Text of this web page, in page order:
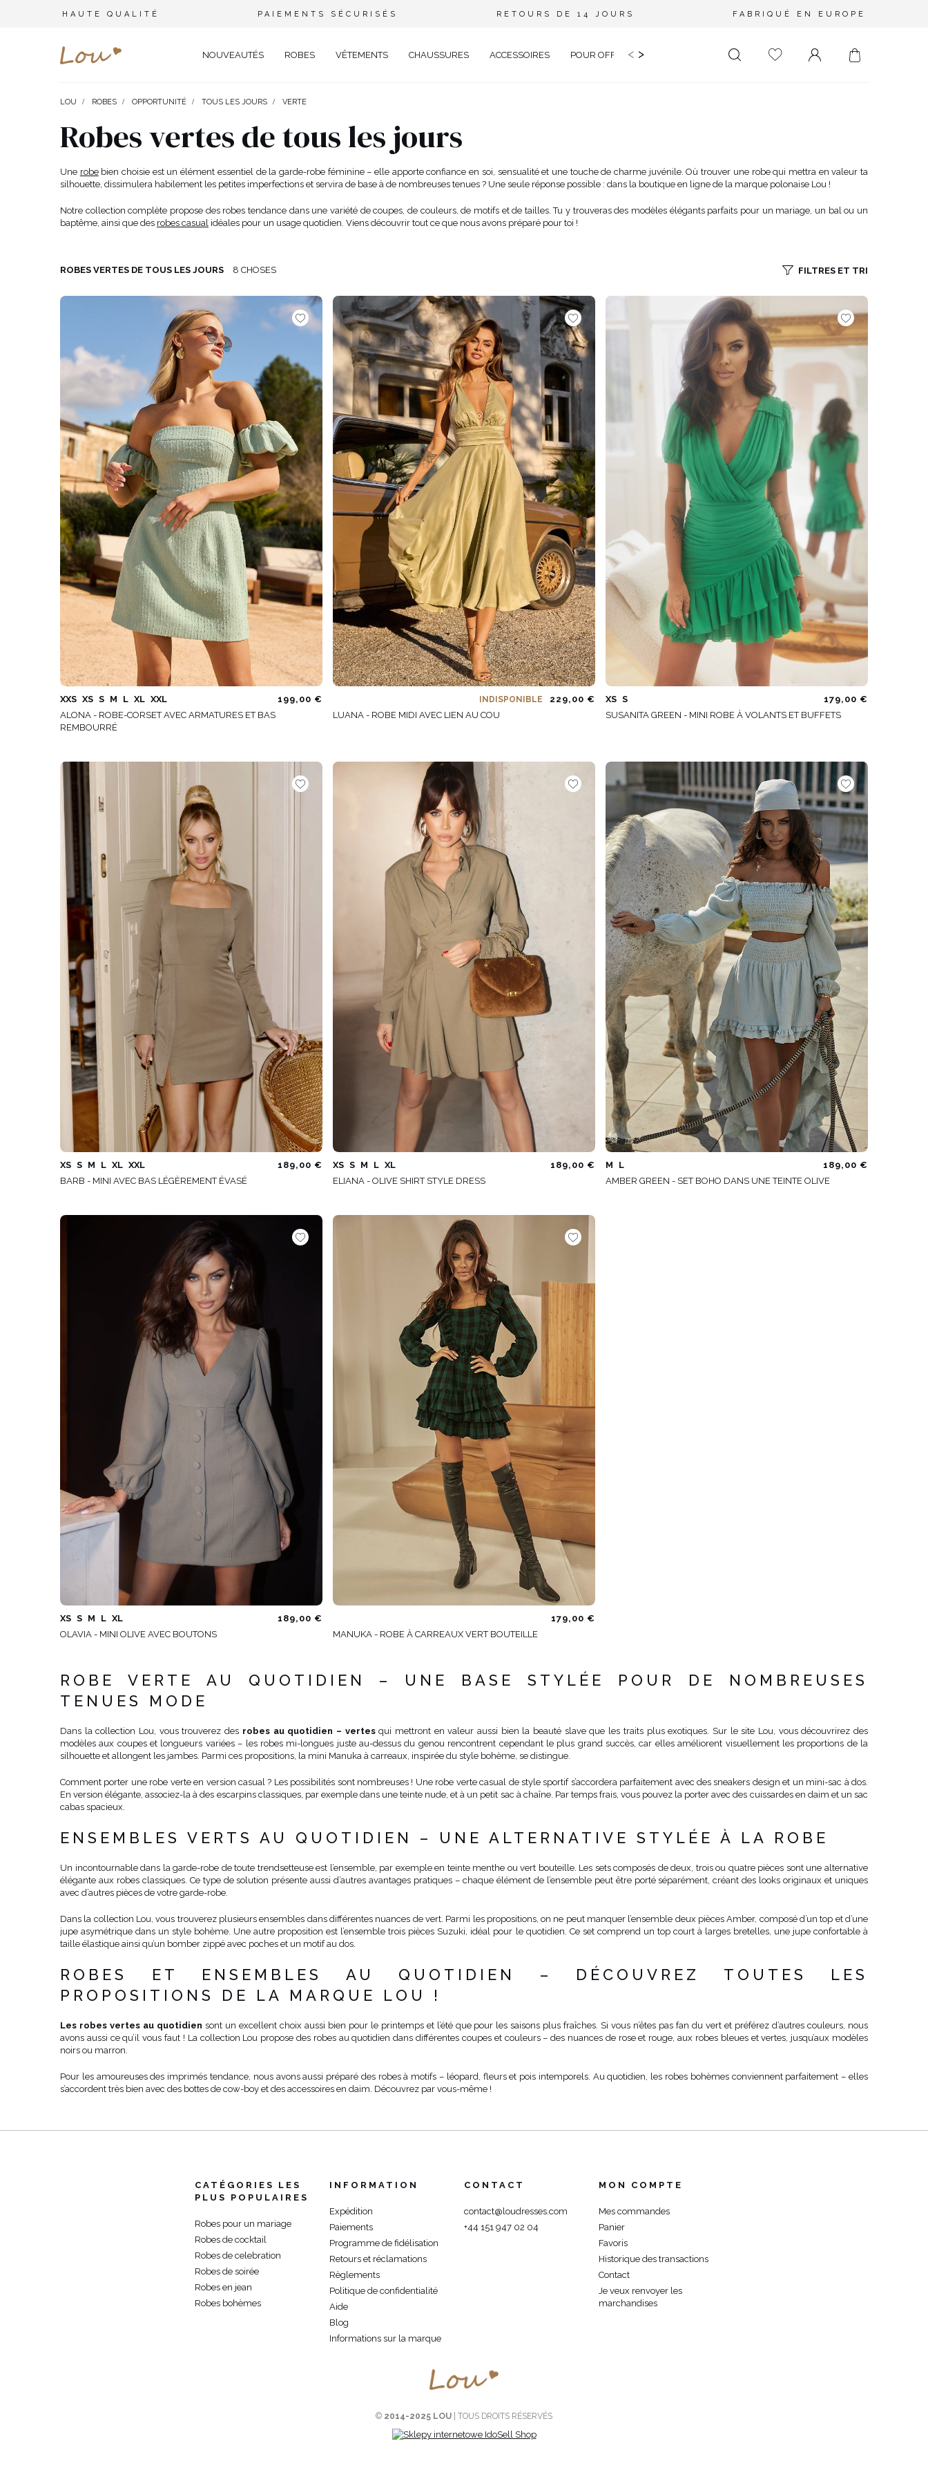
HAUTE QUALITÉ PAIEMENTS SÉCURISÉS RETOURS DE 14 JOURS FABRIQUÉ EN EUROPE
NOUVEAUTÉS ROBES
FÊTE DE MARIAGE
MARIAGE
BAPTÊME
TOUS LES JOURS
NOËL
SAINT VALENTIN
COMMUNION
OFFICIEL
ÉLÉGANT
SOIRÉE
CÉLÉBRATION
CARNAVAL
APPARIÉ
ÉVASÉ
ASYMÉTRIQUE
BOHO
JEAN
TRICOTÉ
MIDI
MAXI
DANS LE DOS
CARRÉ
ENVELOPPE
CARMEN
SAISON / TISSU
ÉTÉ
PRINTEMPS
AUTOMNE
HIVER
MANCHES / BRETELLES
AVEC DES MANCHES
LONGUES
AVEC DES MANCHES
COURTES
SUR LES BRETELLES
SANS BRETELLES
CATÉGORIES
POPULAIRES
POUR LE MARIAGE
NOUVEAUTÉS
PLUS
DÉCOUVREZ LES
NOUVEAUTÉS
VOIR TOUS
VÊTEMENTS
COMBINAISONS
T-SHIRTS
SURVÊTEMENTS
VESTES
JUPES
VOIR TOUS
CHAUSSURES ACCESSOIRES
BRANCHES
CEINTURES
BIJOUX
ELASTIQUES POUR LES CHEVEUX
CHAPEAUX D'HIVER
VOIR TOUS
POUR OFFRIR MARIAGE PLUS SIZE SALE
< >
LOU ROBES OPPORTUNITÉ TOUS LES JOURS VERTE
Robes vertes de tous les jours
Une robebien choisie est un élément essentiel de la garde-robe féminine – elle apporte confiance en soi, sensualité et une touche de charme juvénile. Où trouver une robe qui mettra en valeur ta
silhouette, dissimulera habilement les petites imperfections et servira de base à de nombreuses tenues ? Une seule réponse possible : dans la boutique en ligne de la marque polonaise Lou !
Notre collection complète propose des robes tendance dans une variété de coupes, de couleurs, de motifs et de tailles. Tu y trouveras des modèles élégants parfaits pour un mariage, un bal ou un
baptême, ainsi que des robes casual idéales pour un usage quotidien. Viens découvrir tout ce que nous avons préparé pour toi !
ROBES VERTES DE TOUS LES JOURS 8 CHOSES FILTRES ET TRI
XXS XS S M L XL XXL
199,00 €
ALONA - ROBE-CORSET AVEC ARMATURES ET BAS
REMBOURRÉ
INDISPONIBLE
229,00 €
LUANA - ROBE MIDI AVEC LIEN AU COU
XS S
179,00 €
SUSANITA GREEN - MINI ROBE À VOLANTS ET BUFFETS
XS S M L XL XXL
189,00 €
BARB - MINI AVEC BAS LÉGÈREMENT ÉVASÉ
XS S M L XL
189,00 €
ELIANA - OLIVE SHIRT STYLE DRESS
M L
189,00 €
AMBER GREEN - SET BOHO DANS UNE TEINTE OLIVE
XS S M L XL
189,00 €
OLAVIA - MINI OLIVE AVEC BOUTONS
179,00 €
MANUKA - ROBE À CARREAUX VERT BOUTEILLE
ROBE VERTE AU QUOTIDIEN – UNE BASE STYLÉE POUR DE NOMBREUSES
TENUES MODE
Dans la collection Lou, vous trouverez des robes au quotidien – vertesqui mettront en valeur aussi bien la beauté slave que les traits plus exotiques. Sur le site Lou, vous découvrirez des
modèles aux coupes et longueurs variées – les robes mi-longues juste au-dessus du genou rencontrent cependant le plus grand succès, car elles améliorent visuellement les proportions de la
silhouette et allongent les jambes. Parmi ces propositions, la mini Manuka à carreaux, inspirée du style bohème, se distingue.
Comment porter une robe verte en version casual ? Les possibilités sont nombreuses ! Une robe verte casual de style sportif s’accordera parfaitement avec des sneakers design et un mini-sac à dos.
En version élégante, associez-la à des escarpins classiques, par exemple dans une teinte nude, et à un petit sac à chaîne. Par temps frais, vous pouvez la porter avec des cuissardes en daim et un sac
cabas spacieux.
ENSEMBLES VERTS AU QUOTIDIEN – UNE ALTERNATIVE STYLÉE À LA ROBE
Un incontournable dans la garde-robe de toute trendsetteuse est l’ensemble, par exemple en teinte menthe ou vert bouteille. Les sets composés de deux, trois ou quatre pièces sont une alternative
élégante aux robes classiques. Ce type de solution présente aussi d’autres avantages pratiques – chaque élément de l’ensemble peut être porté séparément, créant des looks originaux et uniques
avec d’autres pièces de votre garde-robe.
Dans la collection Lou, vous trouverez plusieurs ensembles dans différentes nuances de vert. Parmi les propositions, on ne peut manquer l’ensemble deux pièces Amber, composé d’un top et d’une
jupe asymétrique dans un style bohème. Une autre proposition est l’ensemble trois pièces Suzuki, idéal pour le quotidien. Ce set comprend un top court à larges bretelles, une jupe confortable à
taille élastique ainsi qu’un bomber zippé avec poches et un motif au dos.
ROBES ET ENSEMBLES AU QUOTIDIEN – DÉCOUVREZ TOUTES LES
PROPOSITIONS DE LA MARQUE LOU !
Les robes vertes au quotidien sont un excellent choix aussi bien pour le printemps et l’été que pour les saisons plus fraîches. Si vous n’êtes pas fan du vert et préférez d’autres couleurs, nous
avons aussi ce qu’il vous faut ! La collection Lou propose des robes au quotidien dans différentes coupes et couleurs – des nuances de rose et rouge, aux robes bleues et vertes, jusqu’aux modèles
noirs ou marron.
Pour les amoureuses des imprimés tendance, nous avons aussi préparé des robes à motifs – léopard, fleurs et pois intemporels. Au quotidien, les robes bohèmes conviennent parfaitement – elles
s’accordent très bien avec des bottes de cow-boy et des accessoires en daim. Découvrez par vous-même !
CATÉGORIES LES
PLUS POPULAIRES
Robes pour un mariage
Robes de cocktail
Robes de celebration
Robes de soirée
Robes en jean
Robes bohèmes
INFORMATION
Expédition
Paiements
Programme de fidélisation
Retours et réclamations
Règlements
Politique de confidentialité
Aide
Blog
Informations sur la marque
CONTACT
contact@loudresses.com
+44 151 947 02 04
MON COMPTE
Mes commandes
Panier
Favoris
Historique des transactions
Contact
Je veux renvoyer les
marchandises
© 2014-2025 LOU | TOUS DROITS RÉSERVÉS